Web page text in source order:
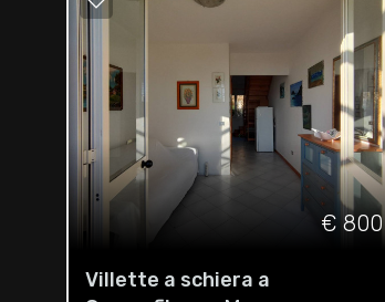
€ 800
Villette a schiera a